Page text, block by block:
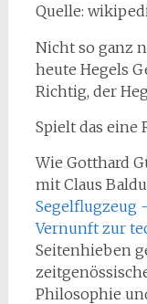
Quelle:
Nicht so ganz
heute Hegels
Richtig, der
Spielt das eine
Wie Gotthard
mit Claus
Segelflugzeug
Vernunft zur
Seitenhieben
Philosophie